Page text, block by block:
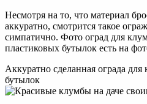
Несмотря на то, что материал
аккуратно, смотрится такое
симпатично. Фото оград для
пластиковых бутылок есть на
Аккуратно сделанная ограда
бутылок